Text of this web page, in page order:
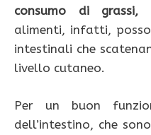
consumo di grassi,
alimenti, infatti,
intestinali che
livello cutaneo.
Per un buon
dell’intestino, che